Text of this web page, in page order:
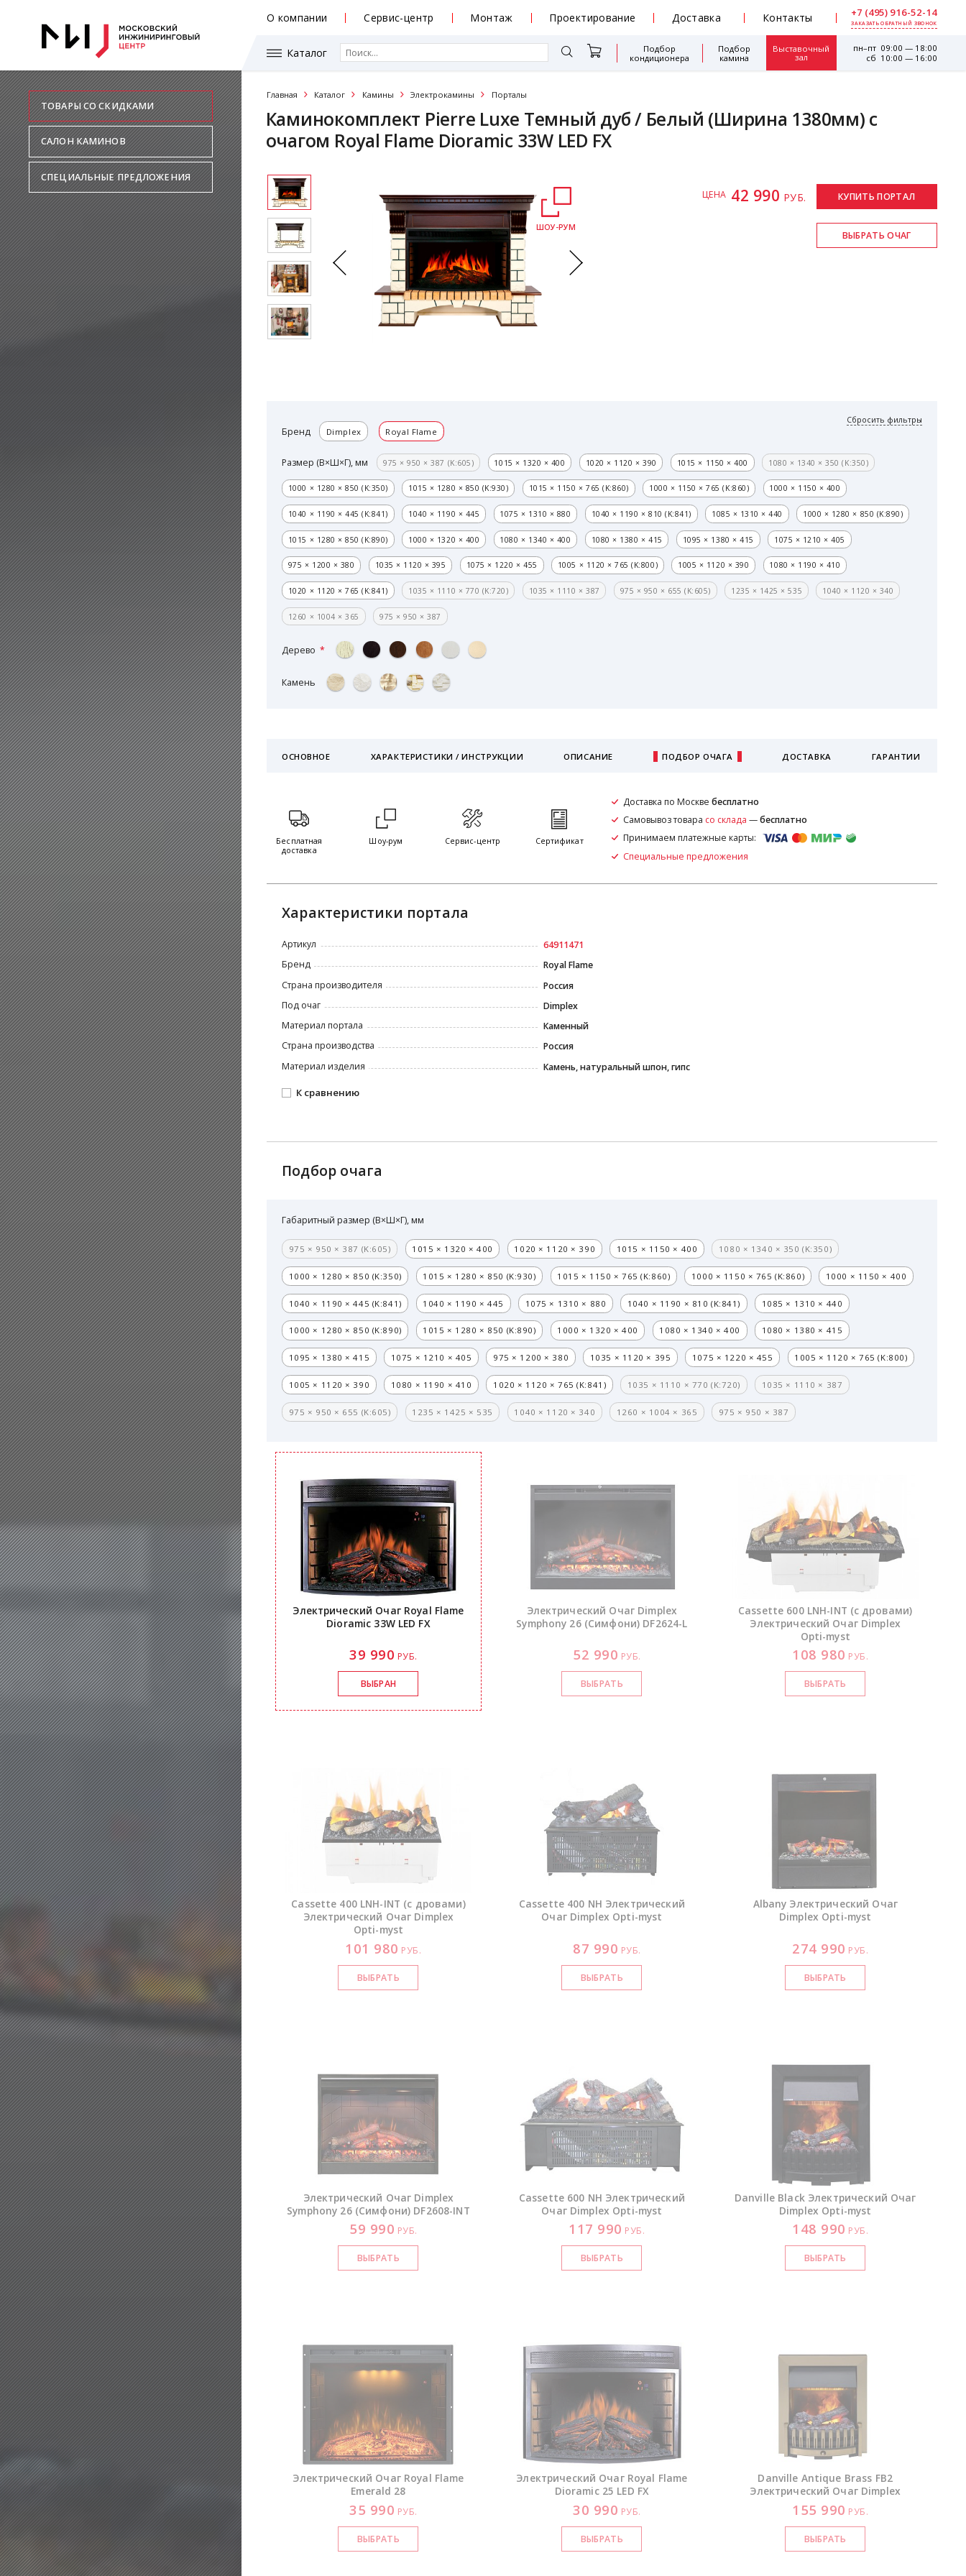
О компании Сервис-центр Монтаж Проектирование Доставка Контакты +7 (495) 916-52-14
ЗАКАЗАТЬ ОБРАТНЫЙ ЗВОНОК
Каталог
Подбор
кондиционера
Подбор
камина
Выставочный
зал
пн–пт 09:00 — 18:00
сб 10:00 — 16:00
ТОВАРЫ СО СКИДКАМИ
САЛОН КАМИНОВ
СПЕЦИАЛЬНЫЕ ПРЕДЛОЖЕНИЯ
Главная Каталог Камины Электрокамины Порталы
Каминокомплект Pierre Luxe Темный дуб / Белый (Ширина 1380мм) с
очагом Royal Flame Dioramic 33W LED FX
ШОУ-РУМ
ЦЕНА 42 990 РУБ.
Бренд Dimplex Royal Flame
Размер (В×Ш×Г), мм 975 × 950 × 387 (K:605) 1015 × 1320 × 400 1020 × 1120 × 390 1015 × 1150 × 400 1080 × 1340 × 350 (K:350)
1000 × 1280 × 850 (K:350) 1015 × 1280 × 850 (K:930) 1015 × 1150 × 765 (K:860) 1000 × 1150 × 765 (K:860) 1000 × 1150 × 400
1040 × 1190 × 445 (K:841) 1040 × 1190 × 445 1075 × 1310 × 880 1040 × 1190 × 810 (K:841) 1085 × 1310 × 440 1000 × 1280 × 850 (K:890)
1015 × 1280 × 850 (K:890) 1000 × 1320 × 400 1080 × 1340 × 400 1080 × 1380 × 415 1095 × 1380 × 415 1075 × 1210 × 405
975 × 1200 × 380 1035 × 1120 × 395 1075 × 1220 × 455 1005 × 1120 × 765 (K:800) 1005 × 1120 × 390 1080 × 1190 × 410
1020 × 1120 × 765 (K:841) 1035 × 1110 × 770 (K:720) 1035 × 1110 × 387 975 × 950 × 655 (K:605) 1235 × 1425 × 535 1040 × 1120 × 340
1260 × 1004 × 365 975 × 950 × 387
Дерево
Камень
Сбросить фильтры
ОСНОВНОЕ ХАРАКТЕРИСТИКИ / ИНСТРУКЦИИ ОПИСАНИЕ ПОДБОР ОЧАГА ДОСТАВКА ГАРАНТИИ
Бесплатная
доставка
Шоу-рум Сервис-центр Сертификат
Доставка по Москве бесплатно
Самовывоз товара со склада —бесплатно
Принимаем платежные карты:
Специальные предложения
Характеристики портала
Артикул
64911471
Бренд
Royal Flame
Страна производителя
Россия
Под очаг
Dimplex
Материал портала
Каменный
Страна производства
Россия
Материал изделия
Камень, натуральный шпон, гипс
К сравнению
Подбор очага
Габаритный размер (В×Ш×Г), мм
975 × 950 × 387 (K:605) 1015 × 1320 × 400 1020 × 1120 × 390 1015 × 1150 × 400 1080 × 1340 × 350 (K:350)
1000 × 1280 × 850 (K:350) 1015 × 1280 × 850 (K:930) 1015 × 1150 × 765 (K:860) 1000 × 1150 × 765 (K:860) 1000 × 1150 × 400
1040 × 1190 × 445 (K:841) 1040 × 1190 × 445 1075 × 1310 × 880 1040 × 1190 × 810 (K:841) 1085 × 1310 × 440
1000 × 1280 × 850 (K:890) 1015 × 1280 × 850 (K:890) 1000 × 1320 × 400 1080 × 1340 × 400 1080 × 1380 × 415
1095 × 1380 × 415 1075 × 1210 × 405 975 × 1200 × 380 1035 × 1120 × 395 1075 × 1220 × 455 1005 × 1120 × 765 (K:800)
1005 × 1120 × 390 1080 × 1190 × 410 1020 × 1120 × 765 (K:841) 1035 × 1110 × 770 (K:720) 1035 × 1110 × 387
975 × 950 × 655 (K:605) 1235 × 1425 × 535 1040 × 1120 × 340 1260 × 1004 × 365 975 × 950 × 387
Электрический Очаг Royal Flame
Dioramic 33W LED FX
39 990 РУБ.
Электрический Очаг Dimplex
Symphony 26 (Симфони) DF2624-L
52 990 РУБ.
Cassette 600 LNH-INT (с дровами)
Электрический Очаг Dimplex
Opti-myst
108 980 РУБ.
Cassette 400 LNH-INT (с дровами)
Электрический Очаг Dimplex
Opti-myst
101 980 РУБ.
Cassette 400 NH Электрический
Очаг Dimplex Opti-myst
87 990 РУБ.
Albany Электрический Очаг
Dimplex Opti-myst
274 990 РУБ.
Электрический Очаг Dimplex
Symphony 26 (Симфони) DF2608-INT
59 990 РУБ.
Cassette 600 NH Электрический
Очаг Dimplex Opti-myst
117 990 РУБ.
Danville Black Электрический Очаг
Dimplex Opti-myst
148 990 РУБ.
Электрический Очаг Royal Flame
Emerald 28
35 990 РУБ.
Электрический Очаг Royal Flame
Dioramic 25 LED FX
30 990 РУБ.
Danville Antique Brass FB2
Электрический Очаг Dimplex
155 990 РУБ.